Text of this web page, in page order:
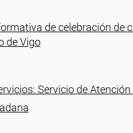
de celebración de
de Vigo
Servicio de